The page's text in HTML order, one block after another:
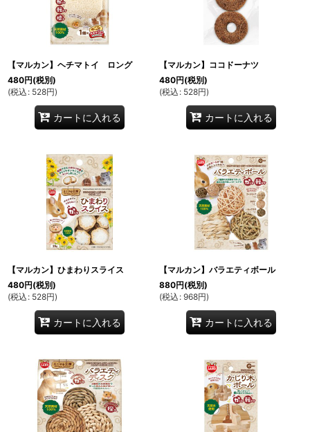
【マルカン】ヘチマトイ ロング
480円(税別)
(税込 : 528円)
カートに入れる
【マルカン】ココドーナツ
480円(税別)
(税込 : 528円)
カートに入れる
【マルカン】ひまわりスライス
480円(税別)
(税込 : 528円)
カートに入れる
【マルカン】バラエティボール
880円(税別)
(税込 : 968円)
カートに入れる